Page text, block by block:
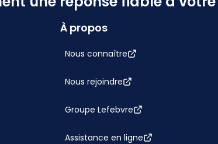
À propos
Nous connaître
Nous rejoindre
Groupe Lefebvre
Assistance en ligne